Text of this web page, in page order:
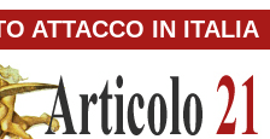
ATTACCO IN ITALIA